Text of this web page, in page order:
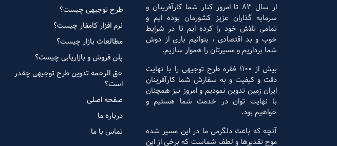
از سال 83 تا امروز کنار شما کارآفرینان و
سرمایه گذاران عزیز کشورمان بوده ایم و
تمامی تلاش خود را کرده ایم تا در شرایط
خوب و بد اقتصادی ، بتوانیم باری از دوش
شما برداریم و مسیرتان را هموار سازیم.
بیش از 1100 فقره طرح توجیهی را با نهایت
دقت و کیفیت و به سفارش شما کارآفرینان
ایران زمین تدوین نمودیم و امروز نیز همچنان
با نهایت توان در خدمت شما هستیم و
خواهیم بود.
آنچه که باعث دلگرمی ما در این مسیر شده
موج تقدیرها و لطف شماست که برخی از این
طرح توجیهی چیست؟
نرم افزار کامفار چیست؟
مطالعات بازار چیست؟
پلن فروش و بازاریابی چیست؟
حق الزحمه تدوین طرح توجیهی چقدر
است؟
صفحه اصلی
درباره ما
تماس با ما